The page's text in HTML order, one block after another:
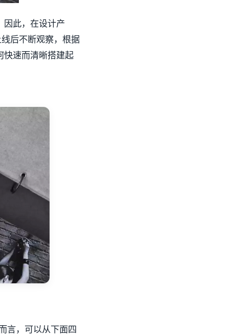
因此，在设计产
后不断观察，根据
快速而清晰搭建起
言，可以从下面四